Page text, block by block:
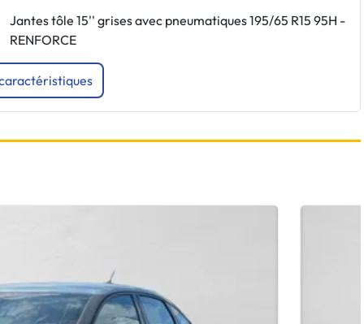
Jantes tôle 15'' grises avec pneumatiques 195/65 R15 95H -
RENFORCE